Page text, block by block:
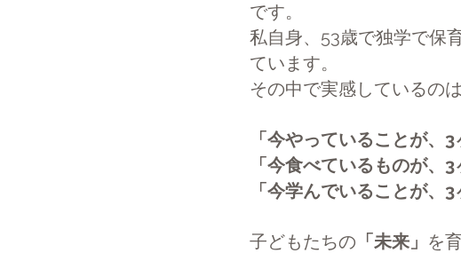
です。
私自身、53歳で独学で保
ています。
その中で実感しているの
「今やっていることが、
「今食べているものが、
「今学んでいることが、
子どもたちの 「未来」 を